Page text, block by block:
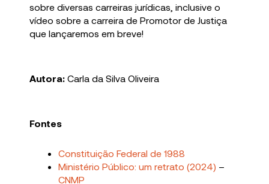
sobre diversas carreiras jurídicas, inclusive o
vídeo sobre a carreira de Promotor de Justiça
que lançaremos em breve!
Autora: Carla da Silva Oliveira
Fontes
Constituição Federal de 1988
Ministério Público: um retrato (2024) –
CNMP